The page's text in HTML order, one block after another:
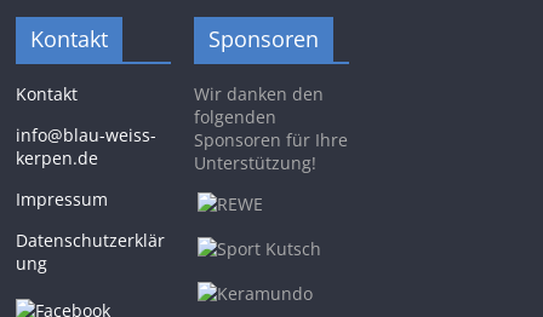
Kontakt
Kontakt
info@blau-weiss-
kerpen.de
Impressum
Datenschutzerklär
ung
Sponsoren
Wir danken den
folgenden
Sponsoren für Ihre
Unterstützung!